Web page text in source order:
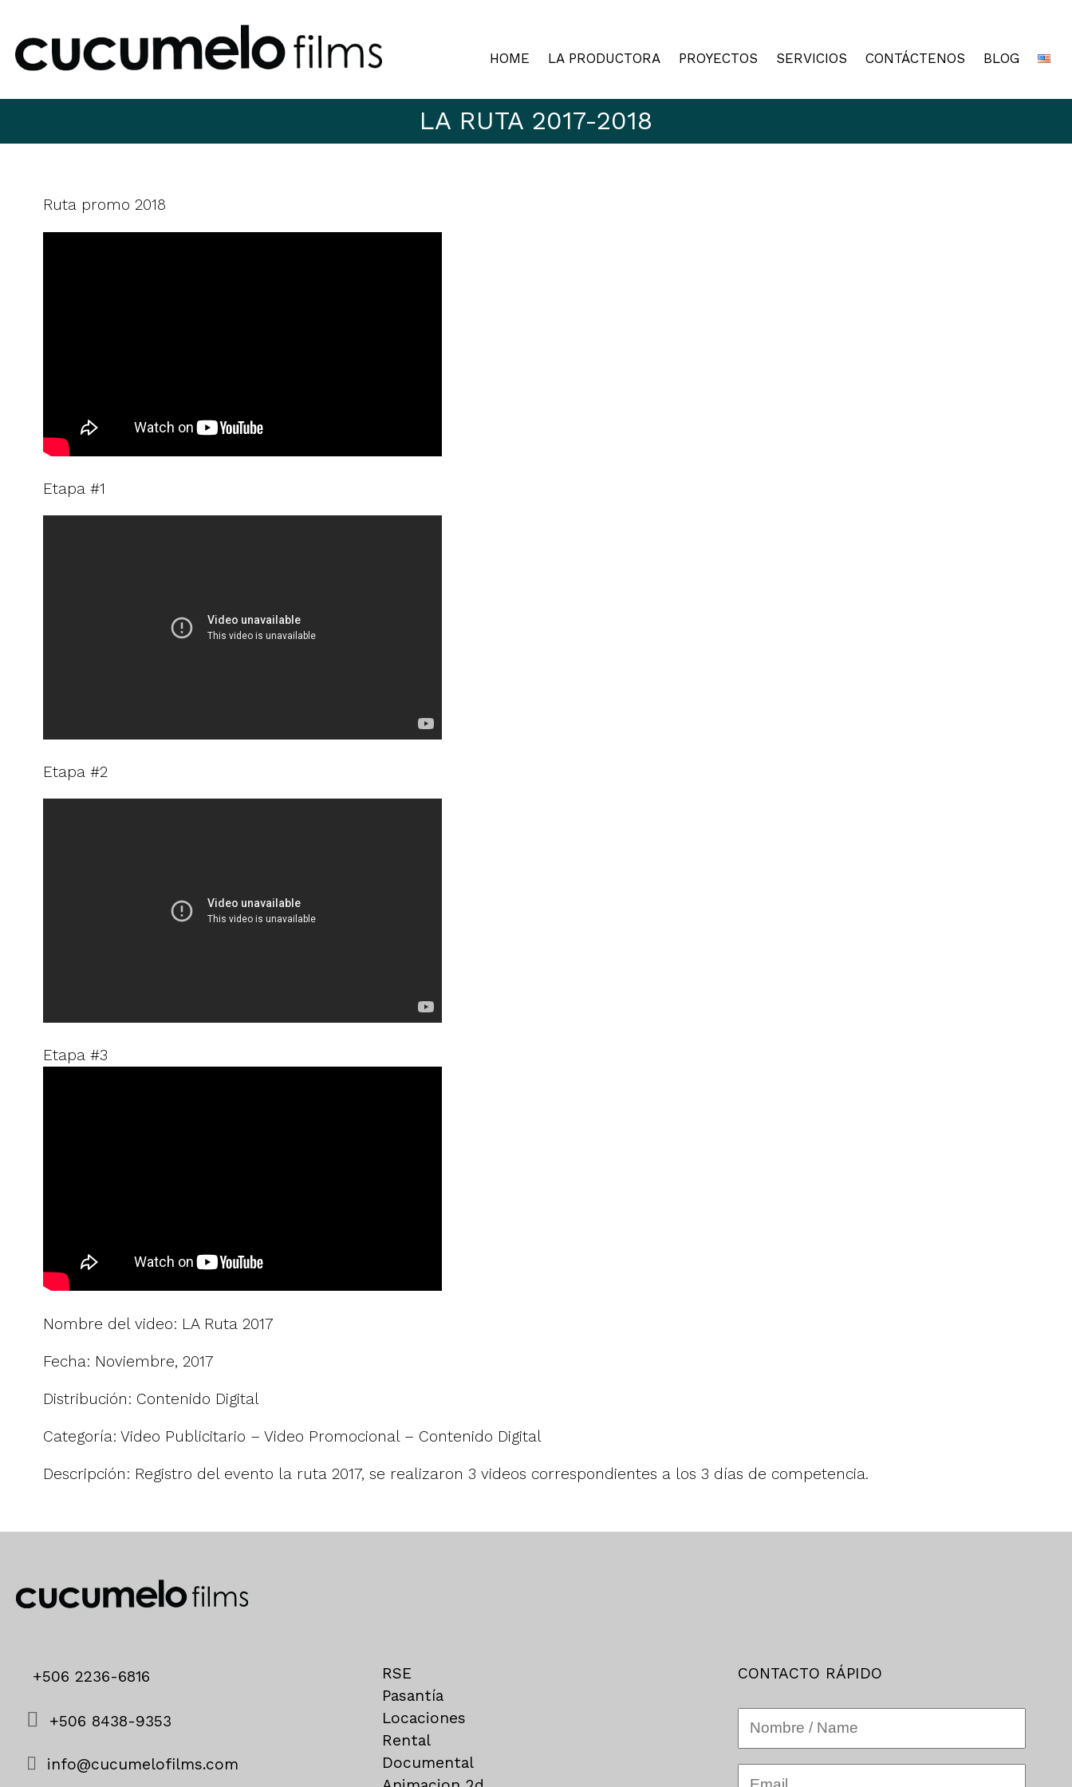
HOME LA PRODUCTORA PROYECTOS SERVICIOS CONTÁCTENOS BLOG
LA RUTA 2017-2018
Ruta promo 2018
Etapa #1
Etapa #2
Etapa #3
Nombre del video: LA Ruta 2017
Fecha: Noviembre, 2017
Distribución: Contenido Digital
Categoría: Video Publicitario – Video Promocional – Contenido Digital
Descripción: Registro del evento la ruta 2017, se realizaron 3 videos correspondientes a los 3 días de competencia.
+506 2236-6816
+506 8438-9353
info@cucumelofilms.com
RSE
Pasantía
Locaciones
Rental
Documental
CONTACTO RÁPIDO